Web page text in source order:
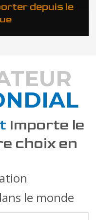
depuis le
Importe le
choix en
le monde